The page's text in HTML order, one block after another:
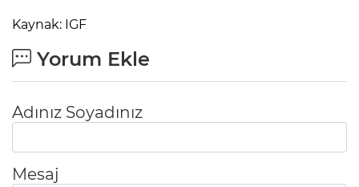
Kaynak: IGF
Yorum Ekle
Adınız Soyadınız
Mesaj